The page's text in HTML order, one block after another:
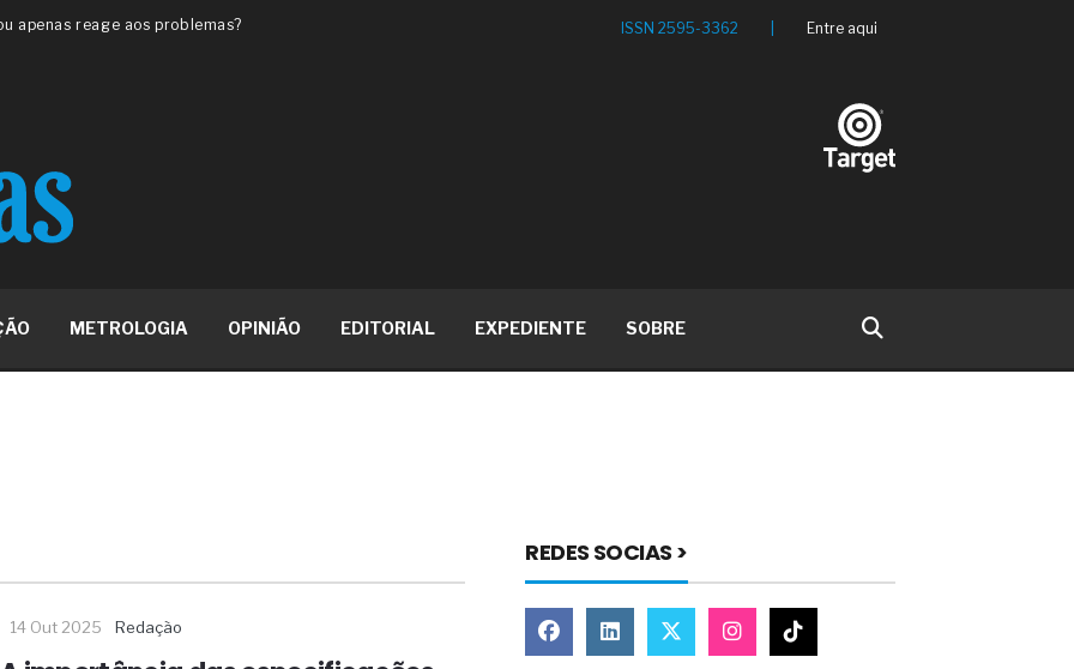
apenas reage aos problemas?
má-fé para tentar criar uma
ISO
metabólica
ânus
de ovário
da fadiga crônica
não está no modelo de IA
B2B e a venda complexa
dos fios, cabos e
ISSN 2595-3362 Entre aqui
METROLOGIA OPINIÃO EDITORIAL EXPEDIENTE SOBRE
14 Out 2025 Redação
REDES SOCIAS >